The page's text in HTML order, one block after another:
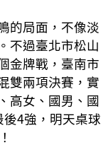
的局面，不像淡
不過臺北市松山
金牌戰，臺南市
雙兩項決賽，實
高女、國男、國
4強，明天桌球